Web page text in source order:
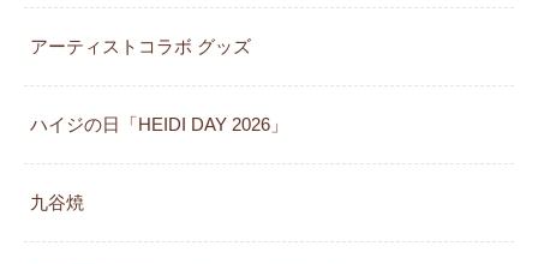
アーティストコラボ グッズ
ハイジの日「HEIDI DAY 2026」
九谷焼